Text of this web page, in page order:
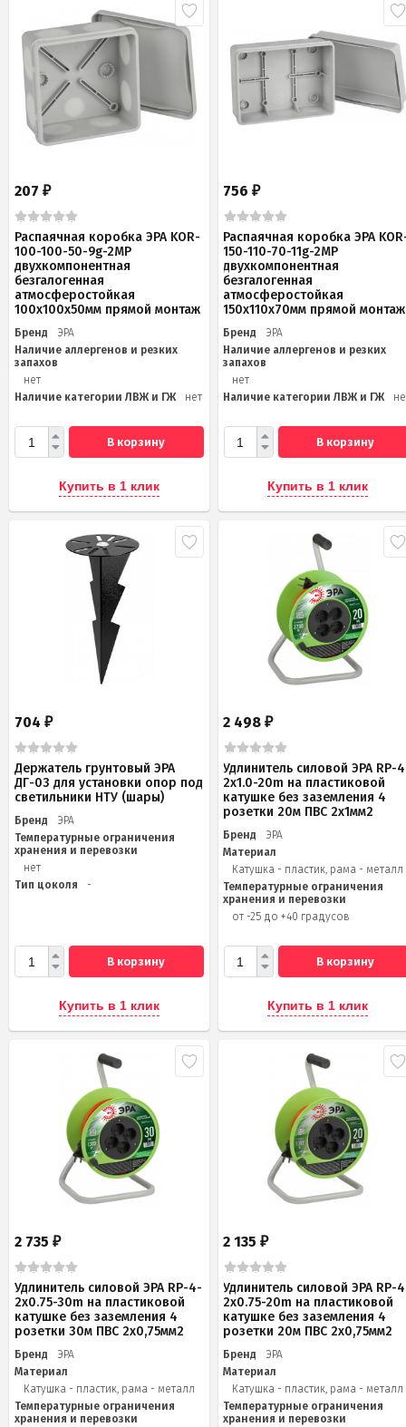
207 ₽
Распаячная коробка ЭРА KOR-
100-100-50-9g-2MP
двухкомпонентная
безгалогенная
атмосферостойкая
100х100х50мм прямой монтаж
Бренд
ЭРА
Наличие аллергенов и резких
запахов
нет
Наличие категории ЛВЖ и ГЖ
нет
В корзину
Купить в 1 клик
756₽
Распаячная коробка ЭРА
150-110-70-11g-2MP
двухкомпонентная
безгалогенная
атмосферостойкая
150х110х70мм прямой монтаж
Бренд
ЭРА
Наличие аллергенов и резких
запахов
нет
Наличие категории ЛВЖ и ГЖ
В корзину
Купить в 1 клик
704 ₽
Держатель грунтовый ЭРА
ДГ-03 для установки опор под
светильники НТУ (шары)
Бренд
ЭРА
Температурные ограничения
хранения и перевозки
нет
Тип цоколя
-
В корзину
Купить в 1 клик
2 498₽
Удлинитель силовой ЭРА RP-
2x1.0-20m на пластиковой
катушке без заземления 4
розетки 20м ПВС 2х1мм2
Бренд
ЭРА
Материал
Катушка - пластик, рама - металл
Температурные ограничения
хранения и перевозки
от -25 до +40 градусов
В корзину
Купить в 1 клик
2 735 ₽
Удлинитель силовой ЭРА RP-4-
2x0.75-30m на пластиковой
катушке без заземления 4
розетки 30м ПВС 2х0,75мм2
Бренд
ЭРА
Материал
Катушка - пластик, рама - металл
Температурные ограничения
хранения и перевозки
2 135₽
Удлинитель силовой ЭРА RP-
2x0.75-20m на пластиковой
катушке без заземления 4
розетки 20м ПВС 2х0,75мм2
Бренд
ЭРА
Материал
Катушка - пластик, рама - металл
Температурные ограничения
хранения и перевозки